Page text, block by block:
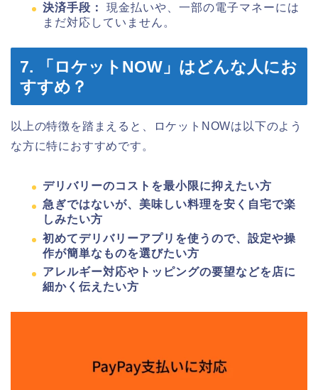
決済手段：
現金払いや、一部の電子マネーには
まだ対応していません。
7. 「ロケットNOW」はどんな人にお
すすめ？
以上の特徴を踏まえると、ロケットNOWは以下のよう
な方に特におすすめです。
デリバリーのコストを最小限に抑えたい方
急ぎではないが、美味しい料理を安く自宅で楽
しみたい方
初めてデリバリーアプリを使うので、設定や操
作が簡単なものを選びたい方
アレルギー対応やトッピングの要望などを店に
細かく伝えたい方